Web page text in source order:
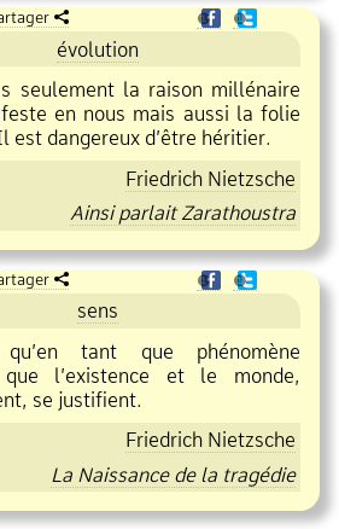
❶ ❶
évolution
seulement la raison millénaire
en nous mais aussi la folie
est dangereux d’être héritier.
Friedrich Nietzsche
Ainsi parlait Zarathoustra
❶ ❶
sens
tant que phénomène
que l’existence et le monde,
se justifient.
Friedrich Nietzsche
La Naissance de la tragédie